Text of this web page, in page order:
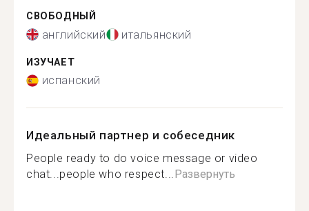
СВОБОДНЫЙ
английский итальянский
ИЗУЧАЕТ
испанский
Идеальный партнер и собеседник
People ready to do voice message or video
chat...people who respect...Развернуть